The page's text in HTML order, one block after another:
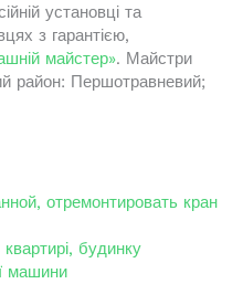
установці та
з гарантією,
майстер». Майстри
район: Першотравневий;
отремонтировать кран
будинку
машини